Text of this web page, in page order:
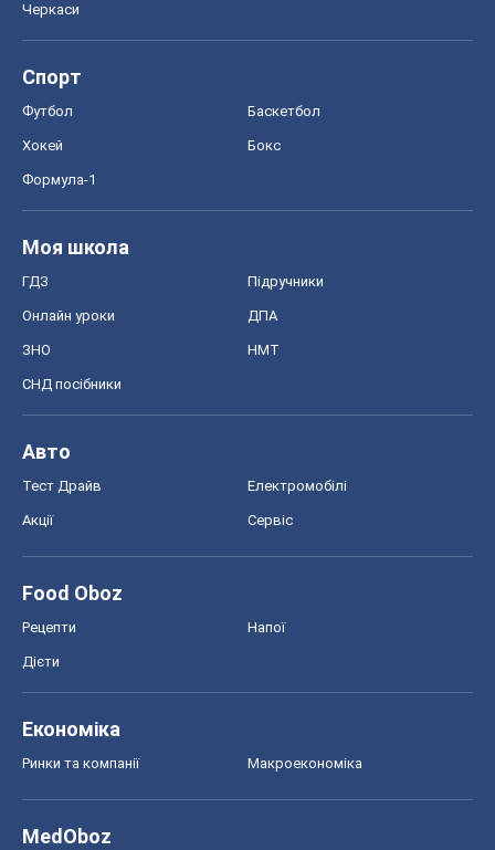
Черкаси
Спорт
Футбол Баскетбол
Хокей Бокс
Формула-1
Моя школа
ГДЗ Підручники
Онлайн уроки ДПА
ЗНО НМТ
СНД посібники
Авто
Тест Драйв Електромобілі
Акції Сервіс
Food Oboz
Рецепти Напої
Дієти
Економіка
Ринки та компанії Макроекономіка
MedOboz